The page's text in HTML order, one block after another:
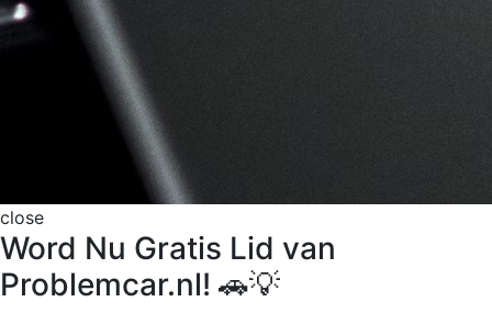
close
Word Nu Gratis Lid van
Problemcar.nl! 🚗💡